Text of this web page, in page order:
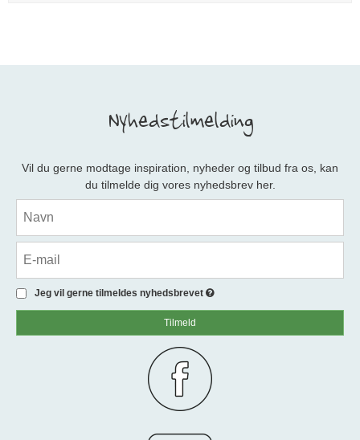
Nyhedstilmelding
Vil du gerne modtage inspiration, nyheder og tilbud fra os, kan
du tilmelde dig vores nyhedsbrev her.
Jeg vil gerne tilmeldes nyhedsbrevet
Tilmeld